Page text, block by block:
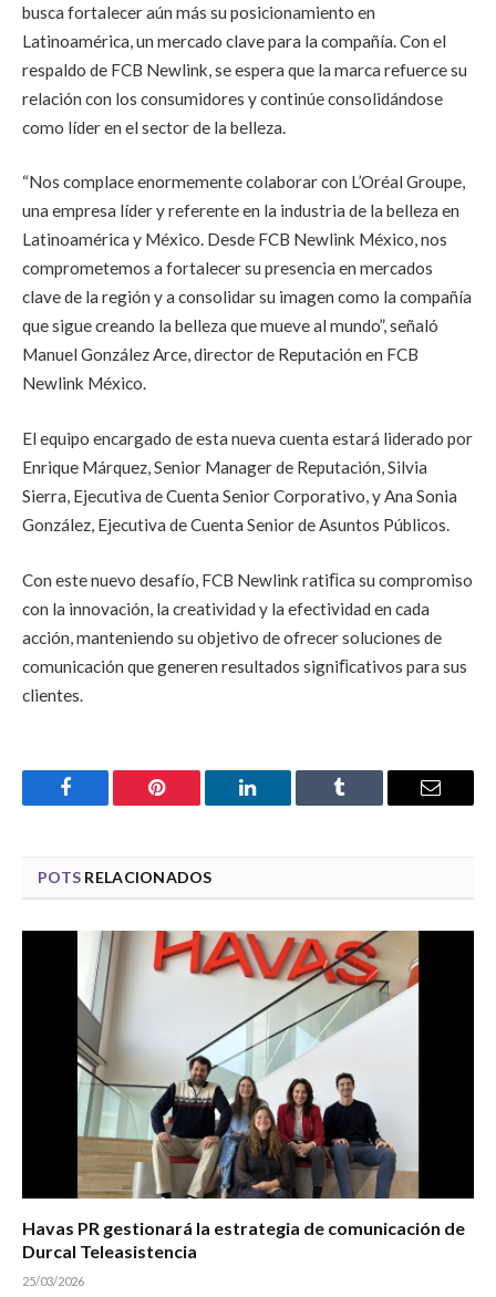
busca fortalecer aún más su posicionamiento en
Latinoamérica, un mercado clave para la compañía. Con el
respaldo de FCB Newlink, se espera que la marca refuerce su
relación con los consumidores y continúe consolidándose
como líder en el sector de la belleza.
“Nos complace enormemente colaborar con L’Oréal Groupe,
una empresa líder y referente en la industria de la belleza en
Latinoamérica y México. Desde FCB Newlink México, nos
comprometemos a fortalecer su presencia en mercados
clave de la región y a consolidar su imagen como la compañía
que sigue creando la belleza que mueve al mundo”, señaló
Manuel González Arce, director de Reputación en FCB
Newlink México.
El equipo encargado de esta nueva cuenta estará liderado por
Enrique Márquez, Senior Manager de Reputación, Silvia
Sierra, Ejecutiva de Cuenta Senior Corporativo, y Ana Sonia
González, Ejecutiva de Cuenta Senior de Asuntos Públicos.
Con este nuevo desafío, FCB Newlink ratiﬁca su compromiso
con la innovación, la creatividad y la efectividad en cada
acción, manteniendo su objetivo de ofrecer soluciones de
comunicación que generen resultados signiﬁcativos para sus
clientes.
Facebook Pinterest LinkedIn Tumblr Email
POTS RELACIONADOS
Havas PR gestionará la estrategia de comunicación de
Durcal Teleasistencia
25/03/2026